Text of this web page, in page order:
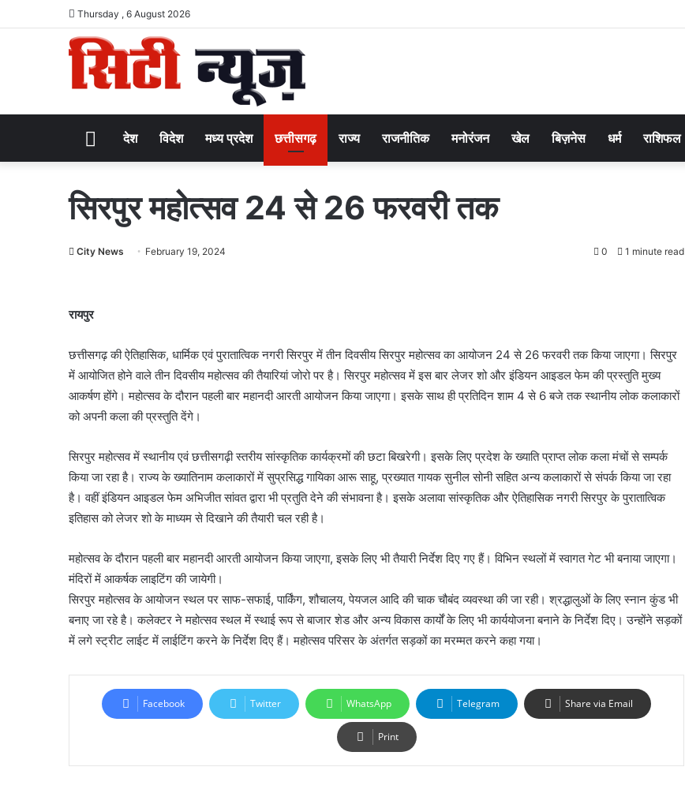
Thursday , 6 August 2026
Homeदेश विदेश मध्य प्रदेश छत्तीसगढ़ राज्य राजनीतिक मनोरंजन खेल बिज़नेस धर्म राशिफल
सिरपुर महोत्सव 24 से 26 फरवरी तक
City News February 19, 2024 0 1 minute read
रायपुर
छत्तीसगढ़ की ऐतिहासिक, धार्मिक एवं पुरातात्विक नगरी सिरपुर में तीन दिवसीय सिरपुर महोत्सव का आयोजन 24 से 26 फरवरी तक किया जाएगा। सिरपुर
में आयोजित होने वाले तीन दिवसीय महोत्सव की तैयारियां जोरो पर है। सिरपुर महोत्सव में इस बार लेजर शो और इंडियन आइडल फेम की प्रस्तुति मुख्य
आकर्षण होंगे। महोत्सव के दौरान पहली बार महानदी आरती आयोजन किया जाएगा। इसके साथ ही प्रतिदिन शाम 4 से 6 बजे तक स्थानीय लोक कलाकारों
को अपनी कला की प्रस्तुति देंगे।
सिरपुर महोत्सव में स्थानीय एवं छत्तीसगढ़ी स्तरीय सांस्कृतिक कार्यक्रमों की छटा बिखरेगी। इसके लिए प्रदेश के ख्याति प्राप्त लोक कला मंचों से सम्पर्क
किया जा रहा है। राज्य के ख्यातिनाम कलाकारों में सुप्रसिद्ध गायिका आरू साहू, प्रख्यात गायक सुनील सोनी सहित अन्य कलाकारों से संपर्क किया जा रहा
है। वहीं इंडियन आइडल फेम अभिजीत सांवत द्वारा भी प्रतुति देने की संभावना है। इसके अलावा सांस्कृतिक और ऐतिहासिक नगरी सिरपुर के पुरातात्विक
इतिहास को लेजर शो के माध्यम से दिखाने की तैयारी चल रही है।
महोत्सव के दौरान पहली बार महानदी आरती आयोजन किया जाएगा, इसके लिए भी तैयारी निर्देश दिए गए हैं। विभिन स्थलों में स्वागत गेट भी बनाया जाएगा।
मंदिरों में आकर्षक लाइटिंग की जायेगी।
सिरपुर महोत्सव के आयोजन स्थल पर साफ-सफाई, पार्किंग, शौचालय, पेयजल आदि की चाक चौबंद व्यवस्था की जा रही। श्रद्धालुओं के लिए स्नान कुंड भी
बनाए जा रहे है। कलेक्टर ने महोत्सव स्थल में स्थाई रूप से बाजार शेड और अन्य विकास कार्यों के लिए भी कार्ययोजना बनाने के निर्देश दिए। उन्होंने सड़कों
में लगे स्ट्रीट लाईट में लाईटिंग करने के निर्देश दिए हैं। महोत्सव परिसर के अंतर्गत सड़कों का मरम्मत करने कहा गया।
Facebook Twitter WhatsApp Telegram Share via Email
Print